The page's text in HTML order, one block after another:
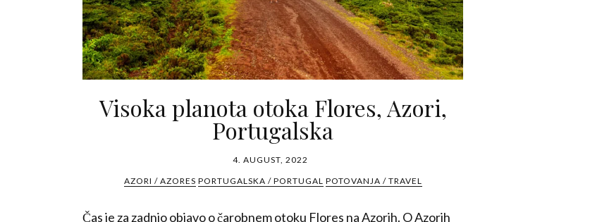
Visoka planota otoka Flores, Azori,
Portugalska
4. AUGUST, 2022
AZORI / AZORES PORTUGALSKA / PORTUGAL POTOVANJA / TRAVEL
Čas je za zadnjo objavo o čarobnem otoku Flores na Azorih. O Azorih